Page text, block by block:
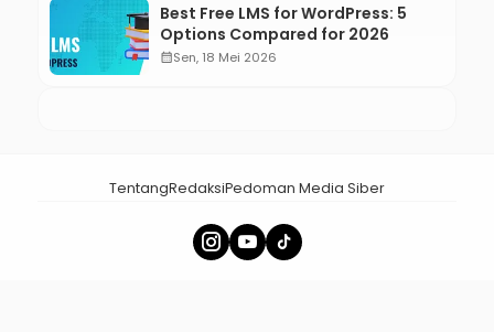
Best Free LMS for WordPress: 5
Options Compared for 2026
calendar_monthSen, 18 Mei 2026
TentangRedaksiPedoman Media Siber